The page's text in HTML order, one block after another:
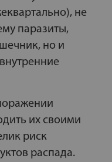
не
паразиты,
но и
их своими
риск
распада.